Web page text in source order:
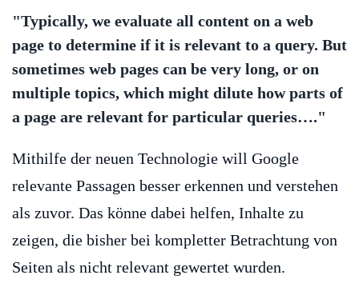
"Typically, we evaluate all content on a web
page to determine if it is relevant to a query. But
sometimes web pages can be very long, or on
multiple topics, which might dilute how parts of
a page are relevant for particular queries…."
Mithilfe der neuen Technologie will Google
relevante Passagen besser erkennen und verstehen
als zuvor. Das könne dabei helfen, Inhalte zu
zeigen, die bisher bei kompletter Betrachtung von
Seiten als nicht relevant gewertet wurden.